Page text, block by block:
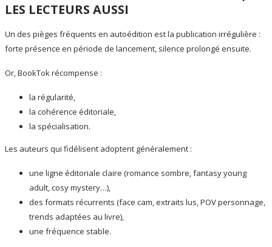
LES LECTEURS AUSSI
Un des pièges fréquents en autoédition est la publication irrégulière :
forte présence en période de lancement, silence prolongé ensuite.
Or, BookTok récompense :
la régularité,
la cohérence éditoriale,
la spécialisation.
Les auteurs qui fidélisent adoptent généralement :
une ligne éditoriale claire (romance sombre, fantasy young
adult, cosy mystery…),
des formats récurrents (face cam, extraits lus, POV personnage,
trends adaptées au livre),
une fréquence stable.